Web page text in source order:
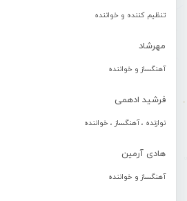
تنظیم کننده و خواننده
مهرشاد
آهنگساز و خواننده
فرشید ادهمی
نوازنده ، آهنگساز ، خواننده
هادی آرمین
آهنگساز و خواننده